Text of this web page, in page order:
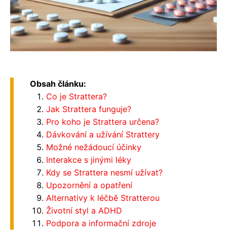
Obsah článku:
Co je Strattera?
Jak Strattera funguje?
Pro koho je Strattera určena?
Dávkování a užívání Strattery
Možné nežádoucí účinky
Interakce s jinými léky
Kdy se Strattera nesmí užívat?
Upozornění a opatření
Alternativy k léčbě Stratterou
Životní styl a ADHD
Podpora a informační zdroje